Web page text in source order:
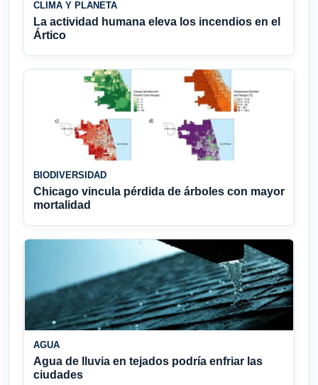
CLIMA Y PLANETA
La actividad humana eleva los incendios en el
Ártico
BIODIVERSIDAD
Chicago vincula pérdida de árboles con mayor
mortalidad
AGUA
Agua de lluvia en tejados podría enfriar las
ciudades